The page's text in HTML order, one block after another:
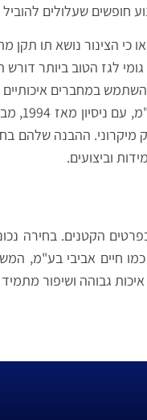
חופשים שעלולים
כי הצינור נושא תו תקן
לגז הטוב ביותר
במחברים
מיקרוני. ההבנה
וביצועים.
הקטנים. בחירה
כמו חיים אביבי בע"מ,
גבוהה ושיפור